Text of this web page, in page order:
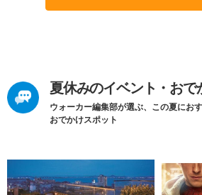
夏休みのイベント・おで
ウォーカー編集部が選ぶ、この夏にお
おでかけスポット